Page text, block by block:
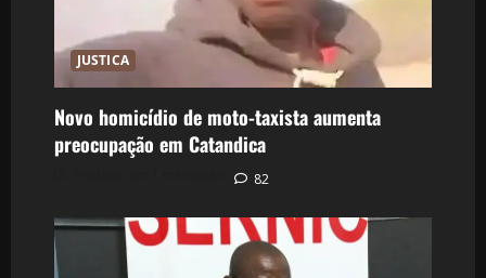
JUSTICA
Novo homicídio de moto-taxista aumenta
preocupação em Catandica
82